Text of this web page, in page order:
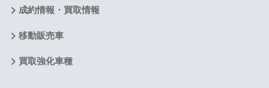
成約情報・買取情報
移動販売車
買取強化車種